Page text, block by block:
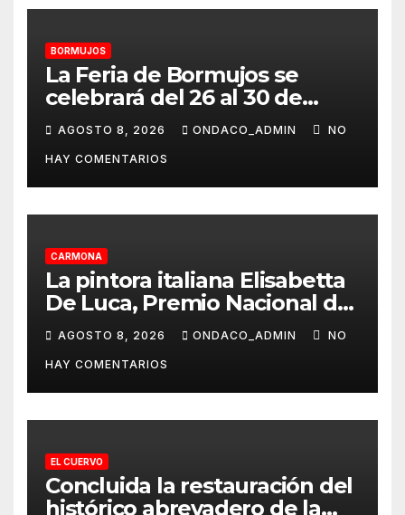
BORMUJOS
La Feria de Bormujos se
celebrará del 26 al 30 de
agosto
AGOSTO 8, 2026 ONDACO_ADMIN NO
HAY COMENTARIOS
CARMONA
La pintora italiana Elisabetta
De Luca, Premio Nacional de
Pintura «José Arpa»
AGOSTO 8, 2026 ONDACO_ADMIN NO
HAY COMENTARIOS
EL CUERVO
Concluida la restauración del
histórico abrevadero de la